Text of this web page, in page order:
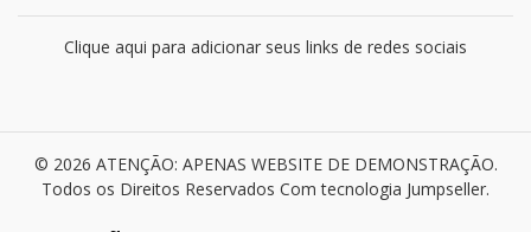
Clique aqui para adicionar seus links de redes sociais
© 2026 ATENÇÃO: APENAS WEBSITE DE DEMONSTRAÇÃO.
Todos os Direitos Reservados Com tecnologia Jumpseller.